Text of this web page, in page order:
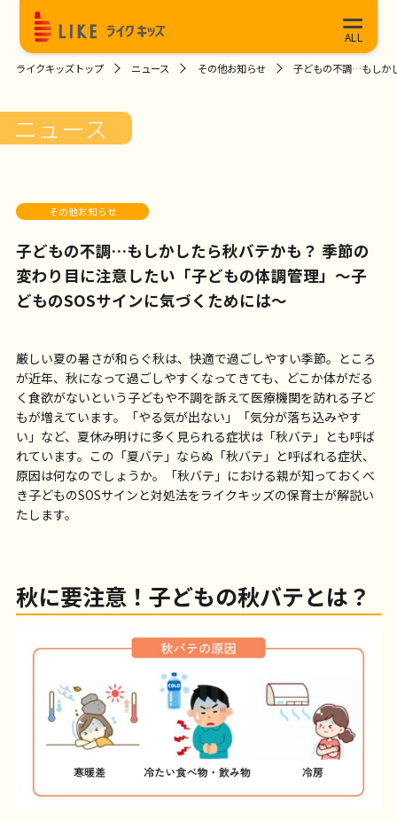
ライクキッズトップ ニュース その他お知らせ 子どもの不調…もしか
ニュース
その他お知らせ
子どもの不調…もしかしたら秋バテかも？ 季節の
変わり目に注意したい「子どもの体調管理」～子
どものSOSサインに気づくためには～
厳しい夏の暑さが和らぐ秋は、快適で過ごしやすい季節。ところ
が近年、秋になって過ごしやすくなってきても、どこか体がだる
く食欲がないという子どもや不調を訴えて医療機関を訪れる子ど
もが増えています。「やる気が出ない」「気分が落ち込みやす
い」など、夏休み明けに多く見られる症状は「秋バテ」とも呼ば
れています。この「夏バテ」ならぬ「秋バテ」と呼ばれる症状、
原因は何なのでしょうか。「秋バテ」における親が知っておくべ
き子どものSOSサインと対処法をライクキッズの保育士が解説い
たします。
秋に要注意！子どもの秋バテとは？